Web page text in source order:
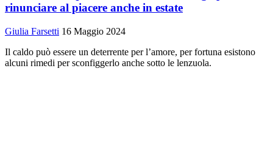
rinunciare al piacere anche in estate
Giulia Farsetti 16 Maggio 2024
Il caldo può essere un deterrente per l’amore, per fortuna esistono
alcuni rimedi per sconfiggerlo anche sotto le lenzuola.